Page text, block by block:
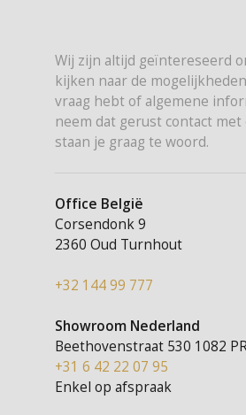
Wij zijn altijd geïntereseerd
kijken naar de
vraag hebt of algemene
neem dat gerust contact met
staan je graag te woord.
Office België
Corsendonk 9
2360 Oud Turnhout
+32 144 99 777
Showroom Nederland
Beethovenstraat 530 1082
+31 6 42 22 07 95
Enkel op afspraak